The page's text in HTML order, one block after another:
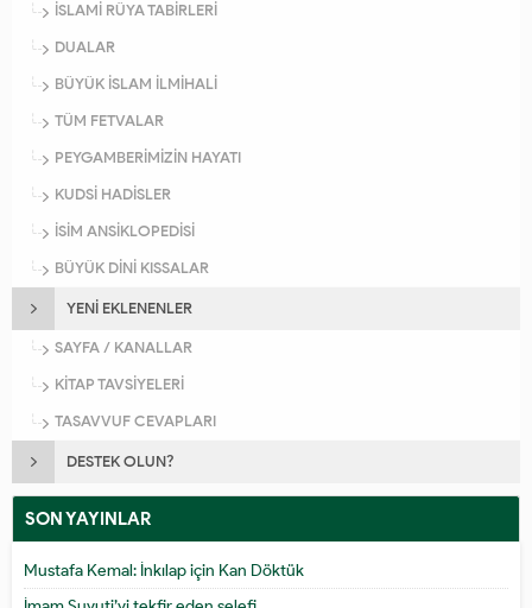
İSLAMİ RÜYA TABİRLERİ
DUALAR
BÜYÜK İSLAM İLMİHALİ
TÜM FETVALAR
PEYGAMBERİMİZİN HAYATI
KUDSİ HADİSLER
İSİM ANSİKLOPEDİSİ
BÜYÜK DİNİ KISSALAR
YENİ EKLENENLER
SAYFA / KANALLAR
KİTAP TAVSİYELERİ
TASAVVUF CEVAPLARI
DESTEK OLUN?
SON YAYINLAR
Mustafa Kemal: İnkılap için Kan Döktük